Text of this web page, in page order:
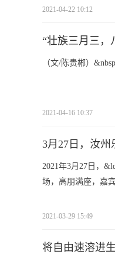
2021-04-22 10:12
“壮族三月三，
（文/陈贵郴）
2021-04-16 10:37
3月27日，汝
2021年3月27日，
场，高朋满座，嘉宾
2021-03-29 15:49
将自由速溶进